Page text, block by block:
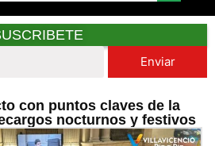
Enviar
con puntos claves de la
nocturnos y festivos